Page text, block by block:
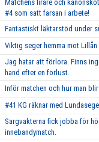
Matchens lirare och
#4 som satt farsan i arbete!
Fantastiskt läktarstöd under
Viktig seger hemma mot
Jag hatar att förlora. Finns
hand efter en förlust.
Inför matchen och hur man
#41 KG räknar med
Sargvakterna fick jobba för
innebandymatch.